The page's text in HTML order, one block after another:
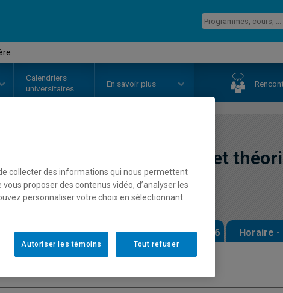
Calendriers
universitaires
En savoir plus
Marchés des capitaux et
Horaire - Été 2026 Horaire - Automne 2026 Horaire -
collecter des informations qui nous permettent
proposer des contenus vidéo, d’analyser les
personnaliser votre choix en sélectionnant
Tout refuser
Autoriser les témoins